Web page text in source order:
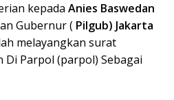
kepada Anies Baswedan
Gubernur ( Pilgub) Jakarta
melayangkan surat
Parpol (parpol) Sebagai